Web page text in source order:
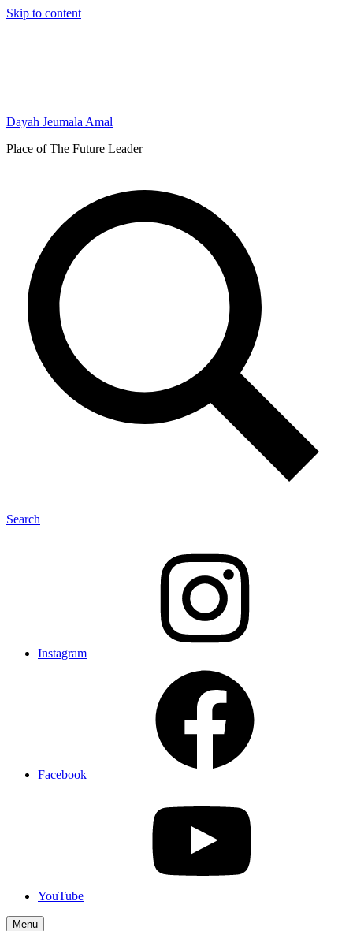
Skip to content
Dayah Jeumala Amal
Place of The Future Leader
Search
Instagram
Facebook
YouTube
Menu